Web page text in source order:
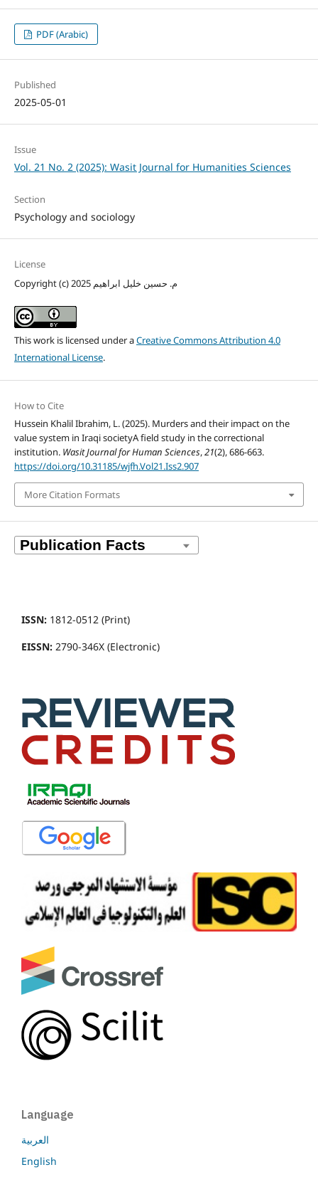
PDF (Arabic)
Published
2025-05-01
Issue
Vol. 21 No. 2 (2025): Wasit Journal for Humanities Sciences
Section
Psychology and sociology
License
Copyright (c) 2025 م. حسين خليل ابراهيم
This work is licensed under aCreative Commons Attribution 4.0
International License.
How to Cite
Hussein Khalil Ibrahim, L. (2025). Murders and their impact on the
value system in Iraqi societyA field study in the correctional
institution. Wasit Journal for Human Sciences,21(2), 686-663.
https://doi.org/10.31185/wjfh.Vol21.Iss2.907
More Citation Formats
ISSN: 1812-0512 (Print)
EISSN: 2790-346X (Electronic)
Language
العربية
English